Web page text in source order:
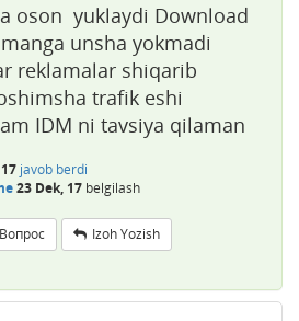
oson yuklaydi Download
unsha yokmadi
reklamalar shiqarib
trafik eshi
IDM ni tavsiya qilaman
javob berdi
23 Dek, 17 belgilash
Izoh Yozish